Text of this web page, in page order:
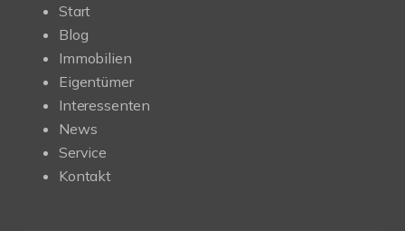
Start
Blog
Immobilien
Eigentümer
Interessenten
News
Service
Kontakt